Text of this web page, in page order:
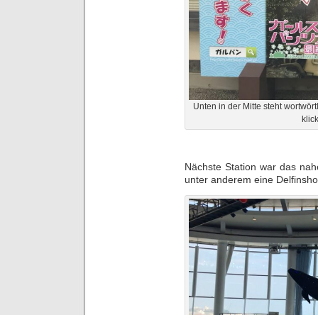
Unten in der Mitte steht
Nächste Station war das
unter anderem eine